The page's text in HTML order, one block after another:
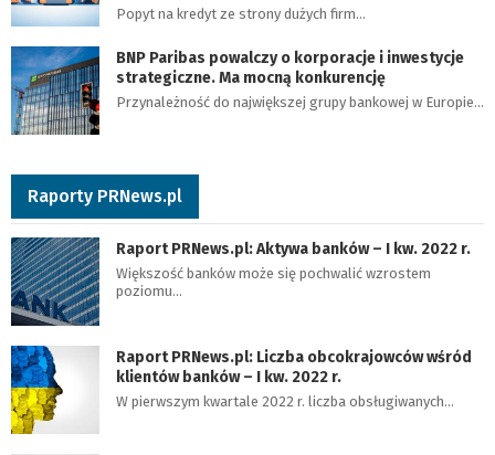
Popyt na kredyt ze strony dużych firm…
BNP Paribas powalczy o korporacje i inwestycje
strategiczne. Ma mocną konkurencję
Przynależność do największej grupy bankowej w Europie…
Raporty PRNews.pl
Raport PRNews.pl: Aktywa banków – I kw. 2022 r.
Większość banków może się pochwalić wzrostem
poziomu…
Raport PRNews.pl: Liczba obcokrajowców wśród
klientów banków – I kw. 2022 r.
W pierwszym kwartale 2022 r. liczba obsługiwanych…